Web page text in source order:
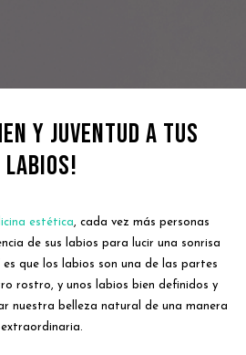
y Juventud a tus
Labios!
estética, cada vez más personas
de sus labios para lucir una sonrisa
que los labios son una de las partes
rostro, y unos labios bien definidos y
nuestra belleza natural de una manera
extraordinaria.